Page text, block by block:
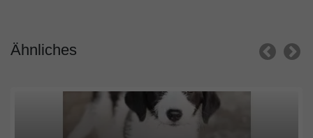
Ähnliches